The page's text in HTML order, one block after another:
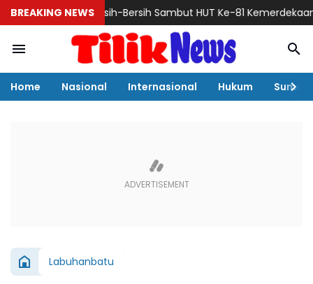
BREAKING NEWS
Aksi Bersih-Bersih Sambut HUT Ke-81 Kemerdekaan RI
Home Nasional Internasional Hukum Sumut
Labuhanbatu